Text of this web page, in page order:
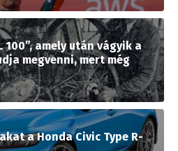
100”, amely után vágyik a
megvenni, mert még
a Honda Civic Type R-